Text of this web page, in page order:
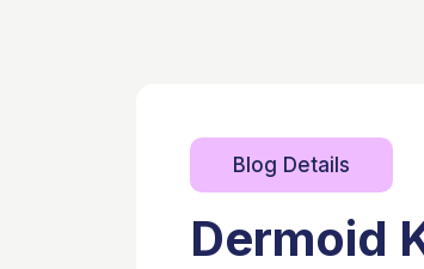
Blog Details
Dermoid